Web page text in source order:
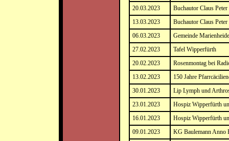
20.03.2023
Buchautor Claus
13.03.2023
Buchautor Claus
06.03.2023
Gemeinde Marienheide
27.02.2023
Tafel Wipperfürth
20.02.2023
Rosenmontag bei
13.02.2023
150 Jahre
30.01.2023
Lip Lymph und
23.01.2023
Hospiz Wipperfürth
16.01.2023
Hospiz Wipperfürth
09.01.2023
KG Baulemann Anno